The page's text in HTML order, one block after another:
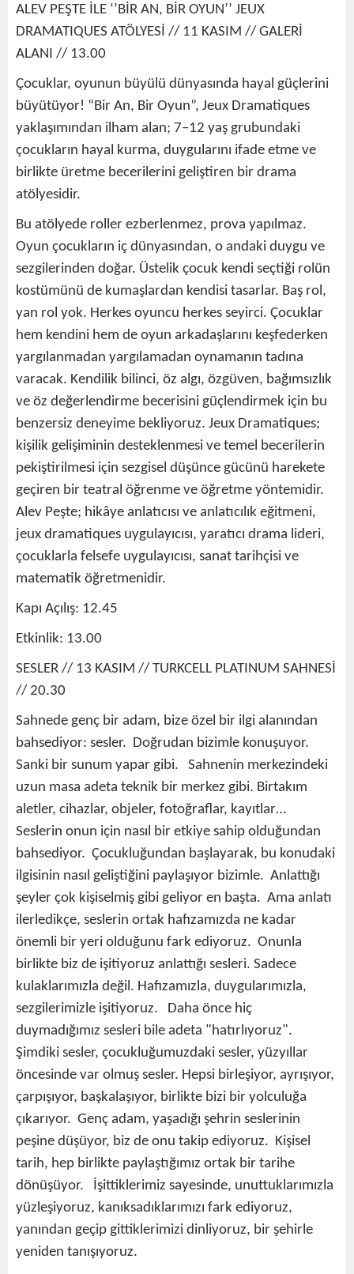
ALEV PEŞTE İLE ‘’BİR AN, BİR OYUN’’ JEUX
DRAMATIQUES ATÖLYESİ // 11 KASIM // GALERİ
ALANI // 13.00
Çocuklar, oyunun büyülü dünyasında hayal güçlerini
büyütüyor! “Bir An, Bir Oyun”, Jeux Dramatiques
yaklaşımından ilham alan; 7–12 yaş grubundaki
çocukların hayal kurma, duygularını ifade etme ve
birlikte üretme becerilerini geliştiren bir drama
atölyesidir.
Bu atölyede roller ezberlenmez, prova yapılmaz.
Oyun çocukların iç dünyasından, o andaki duygu ve
sezgilerinden doğar. Üstelik çocuk kendi seçtiği rolün
kostümünü de kumaşlardan kendisi tasarlar. Baş rol,
yan rol yok. Herkes oyuncu herkes seyirci. Çocuklar
hem kendini hem de oyun arkadaşlarını keşfederken
yargılanmadan yargılamadan oynamanın tadına
varacak. Kendilik bilinci, öz algı, özgüven, bağımsızlık
ve öz değerlendirme becerisini güçlendirmek için bu
benzersiz deneyime bekliyoruz. Jeux Dramatiques;
kişilik gelişiminin desteklenmesi ve temel becerilerin
pekiştirilmesi için sezgisel düşünce gücünü harekete
geçiren bir teatral öğrenme ve öğretme yöntemidir.
Alev Peşte; hikâye anlatıcısı ve anlatıcılık eğitmeni,
jeux dramatiques uygulayıcısı, yaratıcı drama lideri,
çocuklarla felsefe uygulayıcısı, sanat tarihçisi ve
matematik öğretmenidir.
Kapı Açılış: 12.45
Etkinlik: 13.00
SESLER // 13 KASIM // TURKCELL PLATINUM SAHNESİ
// 20.30
Sahnede genç bir adam, bize özel bir ilgi alanından
bahsediyor: sesler. Doğrudan bizimle konuşuyor.
Sanki bir sunum yapar gibi. Sahnenin merkezindeki
uzun masa adeta teknik bir merkez gibi. Birtakım
aletler, cihazlar, objeler, fotoğraflar, kayıtlar…
Seslerin onun için nasıl bir etkiye sahip olduğundan
bahsediyor. Çocukluğundan başlayarak, bu konudaki
ilgisinin nasıl geliştiğini paylaşıyor bizimle. Anlattığı
şeyler çok kişiselmiş gibi geliyor en başta. Ama anlatı
ilerledikçe, seslerin ortak hafızamızda ne kadar
önemli bir yeri olduğunu fark ediyoruz. Onunla
birlikte biz de işitiyoruz anlattığı sesleri. Sadece
kulaklarımızla değil. Hafızamızla, duygularımızla,
sezgilerimizle işitiyoruz. Daha önce hiç
duymadığımız sesleri bile adeta "hatırlıyoruz".
Şimdiki sesler, çocukluğumuzdaki sesler, yüzyıllar
öncesinde var olmuş sesler. Hepsi birleşiyor, ayrışıyor,
çarpışıyor, başkalaşıyor, birlikte bizi bir yolculuğa
çıkarıyor. Genç adam, yaşadığı şehrin seslerinin
peşine düşüyor, biz de onu takip ediyoruz. Kişisel
tarih, hep birlikte paylaştığımız ortak bir tarihe
dönüşüyor. İşittiklerimiz sayesinde, unuttuklarımızla
yüzleşiyoruz, kanıksadıklarımızı fark ediyoruz,
yanından geçip gittiklerimizi dinliyoruz, bir şehirle
yeniden tanışıyoruz.